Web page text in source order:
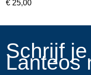
€ 25,00
​Schrijf
Lanteos